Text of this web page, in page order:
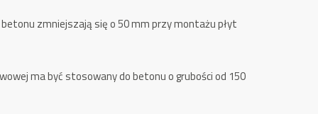
zmniejszają się o 50 mm przy montażu płyt
ma być stosowany do betonu o grubości od 150